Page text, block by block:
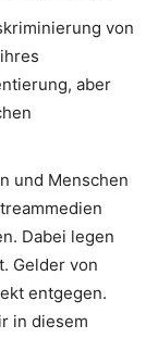
von
aber
und Menschen
Dabei legen
Gelder von
entgegen.
in diesem